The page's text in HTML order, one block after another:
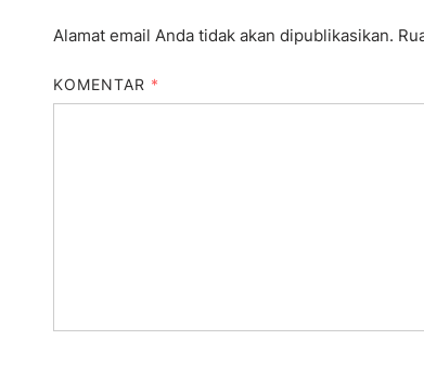
Alamat email Anda tidak akan dipublikasikan.
KOMENTAR *